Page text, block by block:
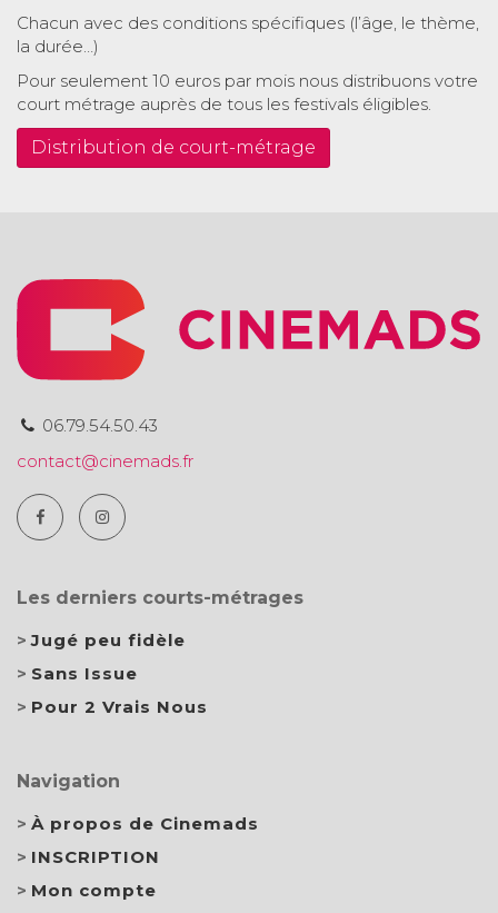
Chacun avec des conditions spécifiques (l’âge, le thème,
la durée…)
Pour seulement 10 euros par mois nous distribuons votre
court métrage auprès de tous les festivals éligibles.
Distribution de court-métrage
06.79.54.50.43
contact@cinemads.fr
Les derniers courts-métrages
Jugé peu fidèle
Sans Issue
Pour 2 Vrais Nous
Navigation
À propos de Cinemads
INSCRIPTION
Mon compte